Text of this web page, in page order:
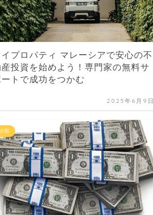
イプロパティ マレーシアで安心の不
投資を始めよう！専門家の無料サ
ートで成功をつかむ
2025年6月9日
類